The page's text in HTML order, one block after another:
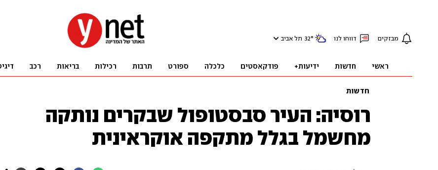
מבזקים דווחו לנו 32° תל אביב
ראשי חדשות ידיעות+ פודקאסטים כלכלה ספורט תרבות רכילות בריאות רכב
חדשות
רוסיה: העיר סבסטופול שבקרים נותקה
מחשמל בגלל מתקפה אוקראינית